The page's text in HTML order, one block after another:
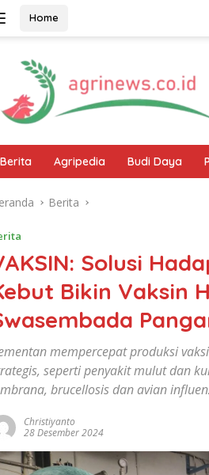
Home
Berita Agripedia Budi Daya
Berita
Solusi
Bikin Vaksin
mempercepat produksi
seperti penyakit mulut dan
brucellosis dan avian
Christiyanto
28 Desember 2024